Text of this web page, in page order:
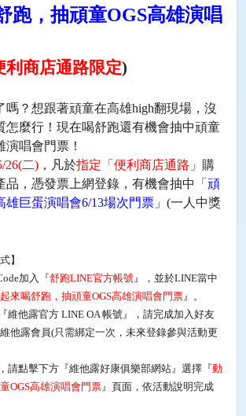
跑，抽頑童OGS高雄演唱
利商店通路限定)
嗎？想跟著頑童在高雄high翻現場，沒
怎麼行！現在喝舒跑還有機會抽中頑童
演唱會門票！
26(二)，凡於指定「便利商店通路」 購
品，憑發票上網登錄，有機會抽中「 頑
雄巨蛋演唱會6/13場次門票」 (一人中獎
】
加入『舒跑LINE官方帳號』，並於LINE當中
來喝舒跑，抽頑童OGS高雄演唱會門票』。
維他露官方LINE OA帳號』，請完成加入好友
他露會員(只需綁定一次，未來登錄參與活動更
請點擊下方『維他露好康俱樂部網站』選擇『動
OGS高雄演唱會門票』頁面，依活動說明完成